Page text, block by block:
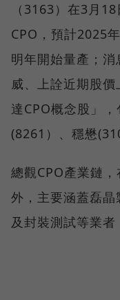
（3163）在3月
CPO，預計2025
明年開始量產；
威、上詮近期股
達CPO概念股」
(8261）、穩懋
總觀CPO產業鏈
外，主要涵蓋磊
及封裝測試等業者